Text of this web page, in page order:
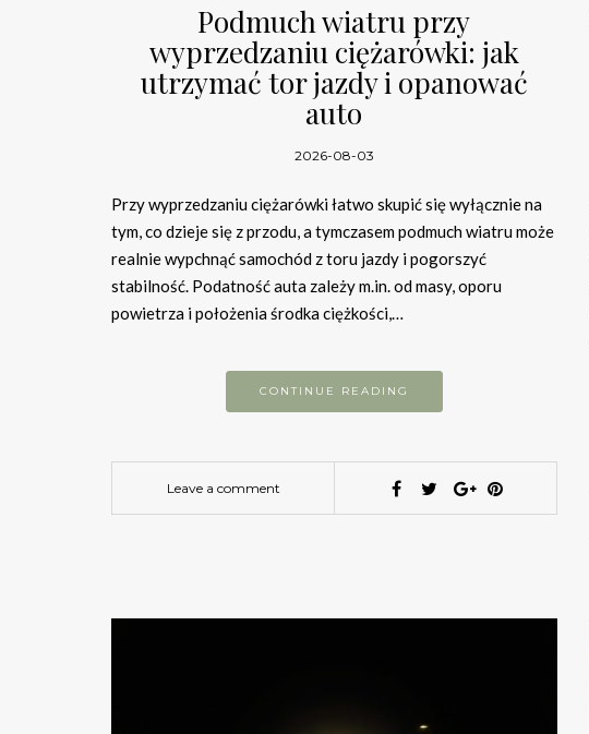
Podmuch wiatru przy
wyprzedzaniu ciężarówki: jak
utrzymać tor jazdy i opanować
auto
2026-08-03
Przy wyprzedzaniu ciężarówki łatwo skupić się wyłącznie na
tym, co dzieje się z przodu, a tymczasem podmuch wiatru może
realnie wypchnąć samochód z toru jazdy i pogorszyć
stabilność. Podatność auta zależy m.in. od masy, oporu
powietrza i położenia środka ciężkości,…
CONTINUE READING
Leave a comment